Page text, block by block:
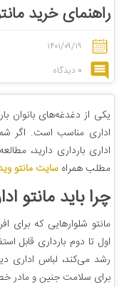
راهنمای خرید
۱۴۰۱/۰۹/۱۹
0 دیدگاه
یکی از دغدغه‌های بانوان
اداری مناسب است. اگر شما
اداری بارداری دارید،
مطلب همراهسایت مانتو
چرا باید مانتو
مانتو شلوارهایی که برای
اول تا دوم بارداری قابل
رشد می‌کند، لباس اداری
برای سلامت جنین و مادر